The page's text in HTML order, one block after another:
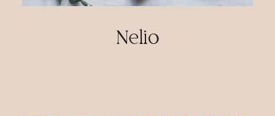
Nelio